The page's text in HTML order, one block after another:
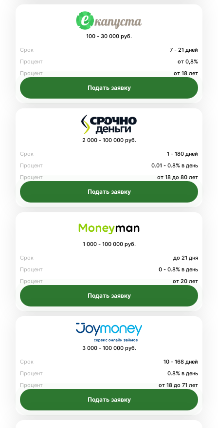
100 - 30 000 руб.
Срок
7 - 21 дней
Процент
от 0,8%
Процент
от 18 лет
Подать заявку
2 000 - 100 000 руб.
Срок
1 - 180 дней
Процент
0.01 - 0.8% в день
Процент
от 18 до 80 лет
Подать заявку
1 000 - 100 000 руб.
Срок
до 21 дня
Процент
0 - 0.8% в день
Процент
от 20 лет
Подать заявку
3 000 - 100 000 руб.
Срок
10 - 168 дней
Процент
0.8% в день
Процент
от 18 до 71 лет
Подать заявку